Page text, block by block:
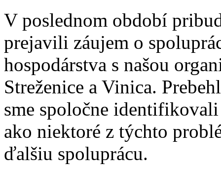
V poslednom období
prejavili záujem o
hospodárstva s našou
Streženice a Vinica.
sme spoločne
ako niektoré z týchto
ďalšiu spoluprácu.